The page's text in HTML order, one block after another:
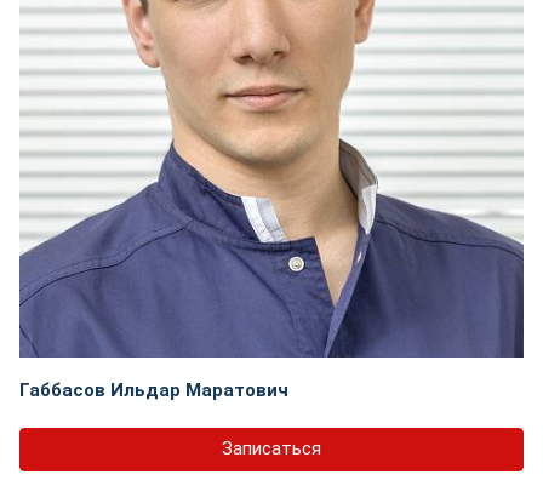
Габбасов Ильдар Маратович
Записаться